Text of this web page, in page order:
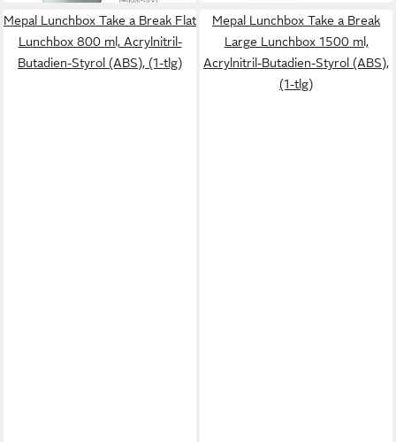
Mepal Lunchbox Take a Break Flat
Lunchbox 800 ml, Acrylnitril-
Butadien-Styrol (ABS), (1-tlg)
Mepal Lunchbox Take a Break
Large Lunchbox 1500 ml,
Acrylnitril-Butadien-Styrol (ABS),
(1-tlg)